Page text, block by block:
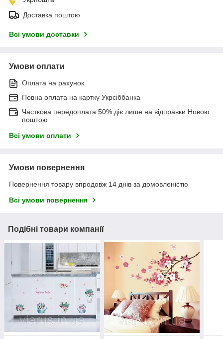
Доставка поштою
Всі умови доставки
Умови оплати
Оплата на рахунок
Повна оплата на картку Укрсіббанка
Часткова передоплата 50% діє лише на відправки Новою
поштою
Всі умови оплати
Умови повернення
Повернення товару впродовж 14 днів за домовленістю
Всі умови повернення
Подібні товари компанії